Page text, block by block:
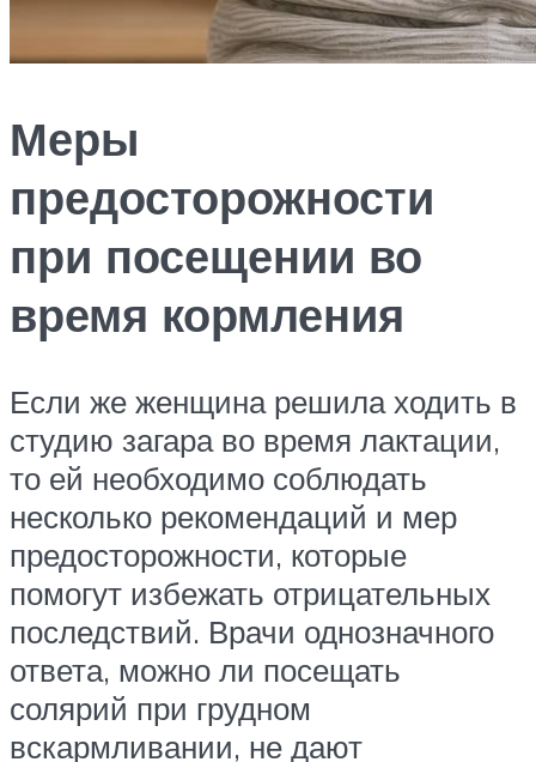
Меры
предосторожности
при посещении во
время кормления
Если же женщина решила ходить в
студию загара во время лактации,
то ей необходимо соблюдать
несколько рекомендаций и мер
предосторожности, которые
помогут избежать отрицательных
последствий. Врачи однозначного
ответа, можно ли посещать
солярий при грудном
вскармливании, не дают